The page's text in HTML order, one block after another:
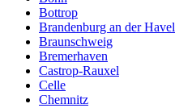
Bottrop
Brandenburg an der Havel
Braunschweig
Bremerhaven
Castrop-Rauxel
Celle
Chemnitz